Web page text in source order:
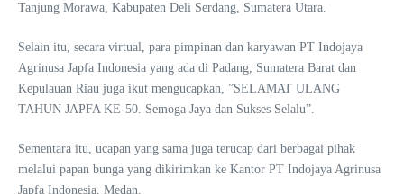
Tanjung Morawa, Kabupaten Deli Serdang, Sumatera Utara.
Selain itu, secara virtual, para pimpinan dan karyawan PT Indojaya
Agrinusa Japfa Indonesia yang ada di Padang, Sumatera Barat dan
Kepulauan Riau juga ikut mengucapkan, ”SELAMAT ULANG
TAHUN JAPFA KE-50. Semoga Jaya dan Sukses Selalu”.
Sementara itu, ucapan yang sama juga terucap dari berbagai pihak
melalui papan bunga yang dikirimkan ke Kantor PT Indojaya Agrinusa
Japfa Indonesia, Medan.